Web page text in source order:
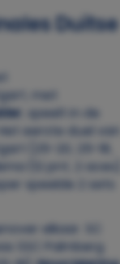
Duitse
met
, speelt in de
eerste duel van
(25-20, 25-18,
(12 pnt, 2 aces),
speelde 2 sets
elkaar. SC
SSC Palmberg